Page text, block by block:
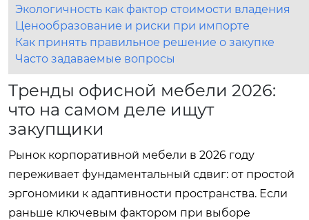
Экологичность как фактор стоимости владения
Ценообразование и риски при импорте
Как принять правильное решение о закупке
Часто задаваемые вопросы
Тренды офисной мебели 2026:
что на самом деле ищут
закупщики
Рынок корпоративной мебели в 2026 году
переживает фундаментальный сдвиг: от простой
эргономики к адаптивности пространства. Если
раньше ключевым фактором при выборе